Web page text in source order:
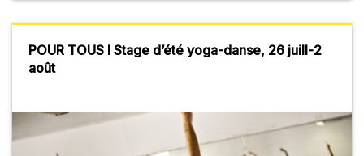
POUR TOUS I Stage d’été yoga-danse, 26 juill-2
août